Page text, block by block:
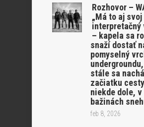
Rozhovor –
„Má to aj svoj
interpretačný
– kapela sa
snaží dostať
pomyselný
stále sa
začiatku
niekde dole, v
bažinách
feb 8, 2026